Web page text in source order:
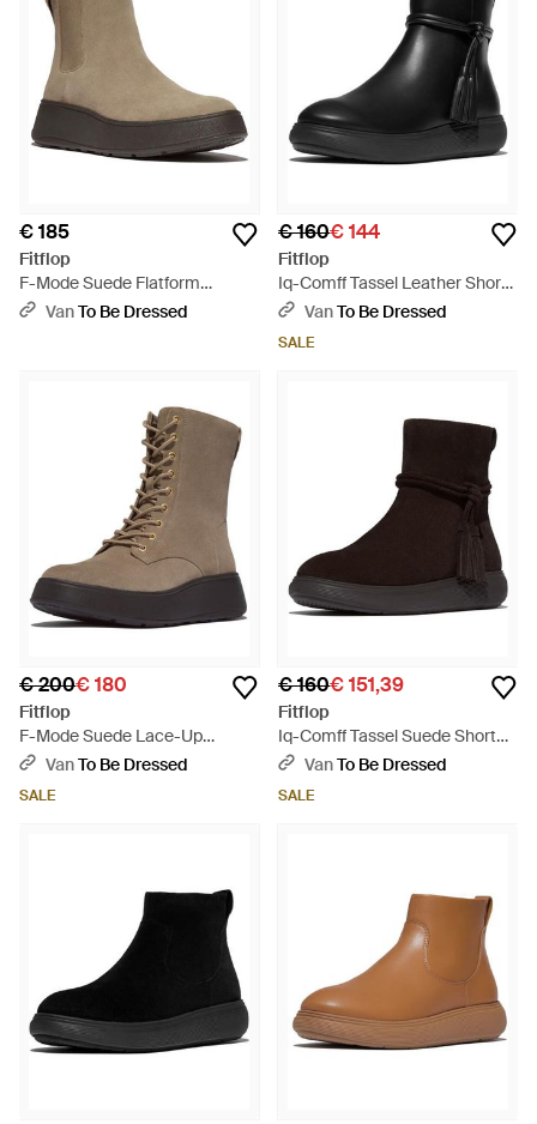
€ 185
Fitflop
F-Mode Suede Flatform
Chelsea Boots - Bruin
VanTo Be Dressed
€ 160€ 144
Fitflop
Iq-Comff Tassel Leather Short
Boots - Zwart
VanTo Be Dressed
SALE
€ 200€ 180
Fitflop
F-Mode Suede Lace-Up
Flatform Ankle Boots - Bruin
VanTo Be Dressed
SALE
€ 160€ 151,39
Fitflop
Iq-Comff Tassel Suede Short
Boots - Zwart
VanTo Be Dressed
SALE